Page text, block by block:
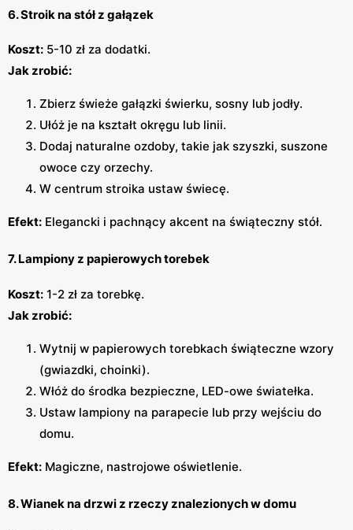
6. Stroik na stół z gałązek
Koszt: 5-10 zł za dodatki.
Jak zrobić:
Zbierz świeże gałązki świerku, sosny lub jodły.
Ułóż je na kształt okręgu lub linii.
Dodaj naturalne ozdoby, takie jak szyszki, suszone
owoce czy orzechy.
W centrum stroika ustaw świecę.
Efekt: Elegancki i pachnący akcent na świąteczny stół.
7. Lampiony z papierowych torebek
Koszt: 1-2 zł za torebkę.
Jak zrobić:
Wytnij w papierowych torebkach świąteczne wzory
(gwiazdki, choinki).
Włóż do środka bezpieczne, LED-owe światełka.
Ustaw lampiony na parapecie lub przy wejściu do
domu.
Efekt: Magiczne, nastrojowe oświetlenie.
8. Wianek na drzwi z rzeczy znalezionych w domu